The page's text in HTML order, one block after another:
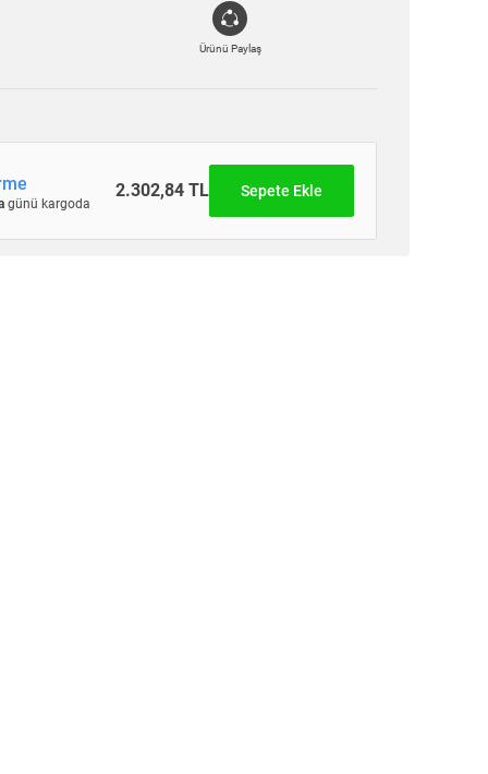
Ürünü Paylaş
günü kargoda
2.302,84 TL Sepete Ekle